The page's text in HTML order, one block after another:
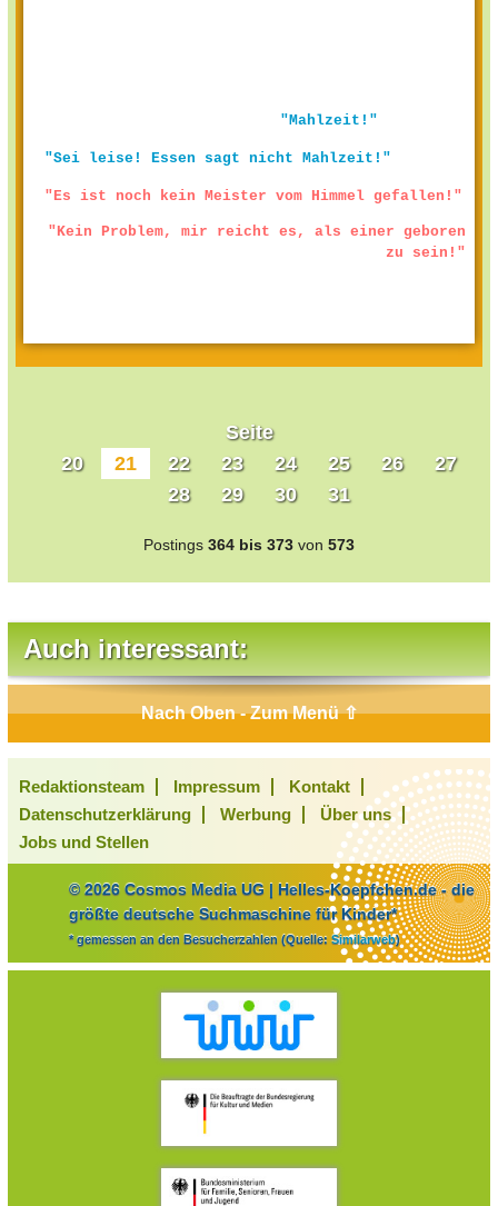
"Mahlzeit!"
"Sei leise! Essen sagt nicht Mahlzeit!"
"Es ist noch kein Meister vom Himmel gefallen!"
"Kein Problem, mir reicht es, als einer geboren
zu sein!"
Seite
20
21 22 23 24 25 26
27
28
29 30 31
Postings 364 bis 373 von 573
Auch interessant:
Nach Oben - Zum Menü ⇧
Redaktionsteam Impressum
Kontakt
Datenschutzerklärung
Werbung
Über uns
Jobs und Stellen
© 2026 Cosmos Media UG | Helles-Koepfchen.de - die
größte deutsche Suchmaschine für Kinder*
* gemessen an den Besucherzahlen (Quelle: Similarweb)